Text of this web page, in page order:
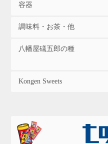
容器
調味料・お茶・他
八幡屋礒五郎の種
Kongen Sweets